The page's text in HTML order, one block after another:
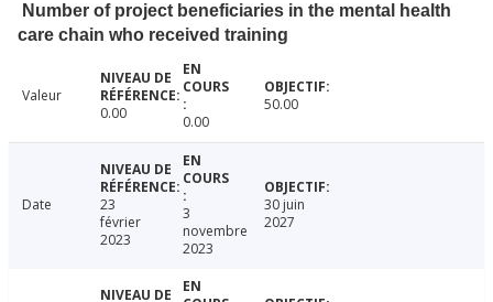
Number of project beneficiaries in the mental health
care chain who received training
Valeur
0.00
0.00
50.00
Date
23
février
2023
3
novembre
2023
30 juin
2027